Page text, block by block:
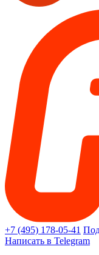
+7 (495) 178-05-41
Написать в Telegram